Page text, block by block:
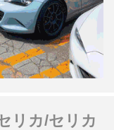
リカ/セリカ